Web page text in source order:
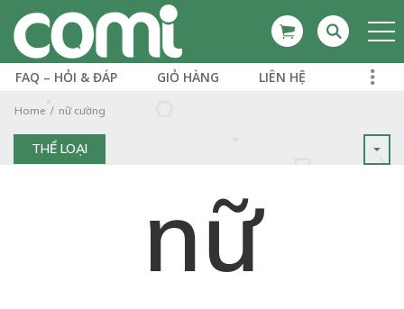
FAQ – HỎI & ĐÁP GIỎ HÀNG LIÊN HỆ
Home nữ cường
THỂ LOẠI
nữ